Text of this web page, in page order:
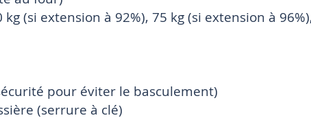
(si extension à 92%), 75 kg (si extension à
pour éviter le basculement)
(serrure à clé)